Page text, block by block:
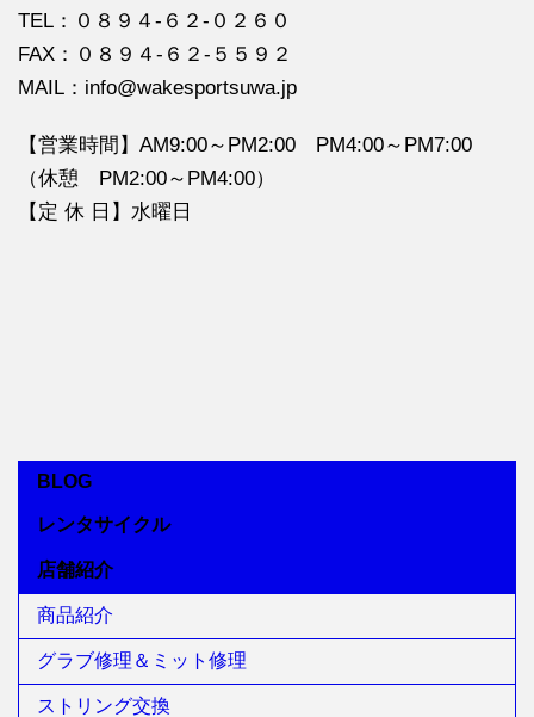
TEL：０８９４‐６２‐０２６０
FAX：０８９４‐６２‐５５９２
MAIL：info@wakesportsuwa.jp
【営業時間】AM9:00～PM2:00 PM4:00～PM7:00
（休憩 PM2:00～PM4:00）
【定 休 日】水曜日
BLOG
レンタサイクル
店舗紹介
商品紹介
グラブ修理＆ミット修理
ストリング交換